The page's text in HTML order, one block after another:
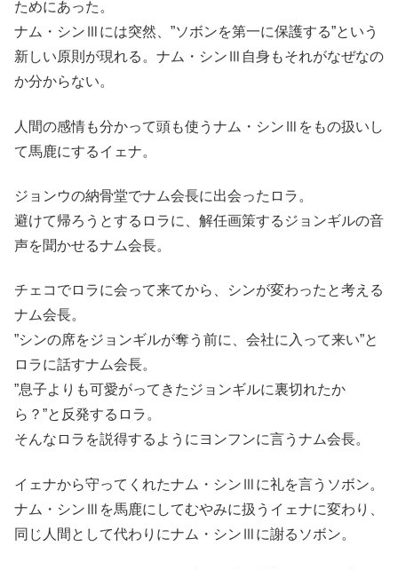
ためにあった。
ナム・シンⅢには突然、”ソボンを第一に保護する”という
新しい原則が現れる。ナム・シンⅢ自身もそれがなぜなの
か分からない。
人間の感情も分かって頭も使うナム・シンⅢをもの扱いし
て馬鹿にするイェナ。
ジョンウの納骨堂でナム会長に出会ったロラ。
避けて帰ろうとするロラに、解任画策するジョンギルの音
声を聞かせるナム会長。
チェコでロラに会って来てから、シンが変わったと考える
ナム会長。
”シンの席をジョンギルが奪う前に、会社に入って来い”と
ロラに話すナム会長。
”息子よりも可愛がってきたジョンギルに裏切れたか
ら？”と反発するロラ。
そんなロラを説得するようにヨンフンに言うナム会長。
イェナから守ってくれたナム・シンⅢに礼を言うソボン。
ナム・シンⅢを馬鹿にしてむやみに扱うイェナに変わり、
同じ人間として代わりにナム・シンⅢに謝るソボン。